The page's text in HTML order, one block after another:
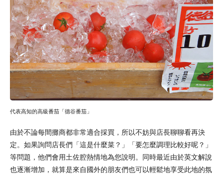
代表高知的高級番茄「德谷番茄」
由於不論每間攤商都非常適合採買，所以不妨與店長聊聊看再決
定。如果詢問店長們「這是什麼菜？」「要怎麼調理比較好呢？」
等問題，他們會用土佐腔熱情地為您說明。同時最近由於英文解說
也逐漸增加，就算是來自國外的朋友們也可以輕鬆地享受此地的氛